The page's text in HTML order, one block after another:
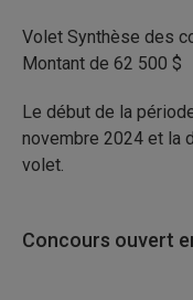
Volet Synthèse des
Montant de 62 500 $
Le début de la
novembre 2024 et la
volet.
Concours ouvert